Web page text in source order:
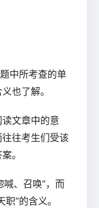
中所考查的单
也了解。
文章中的意
往考生们受该
。
喊、召唤”，而
”的含义。